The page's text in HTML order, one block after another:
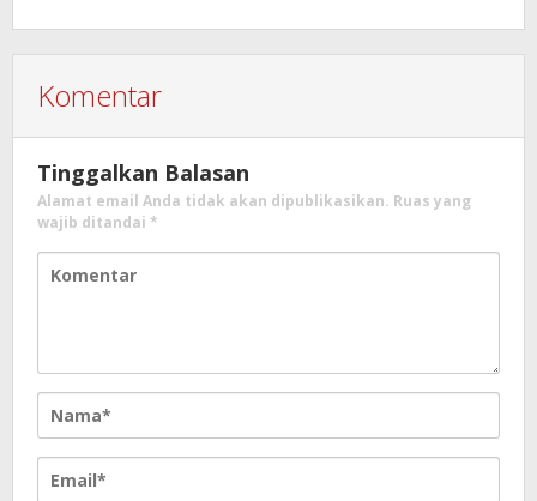
Komentar
Tinggalkan Balasan
Alamat email Anda tidak akan dipublikasikan. Ruas yang
wajib ditandai *